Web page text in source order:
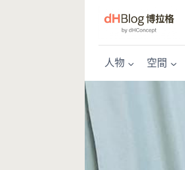
人物 空間